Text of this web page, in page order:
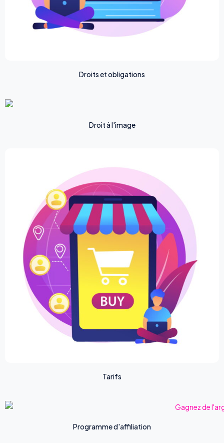
Droits et obligations
Droit à l'image
Tarifs
Programme d'affiliation